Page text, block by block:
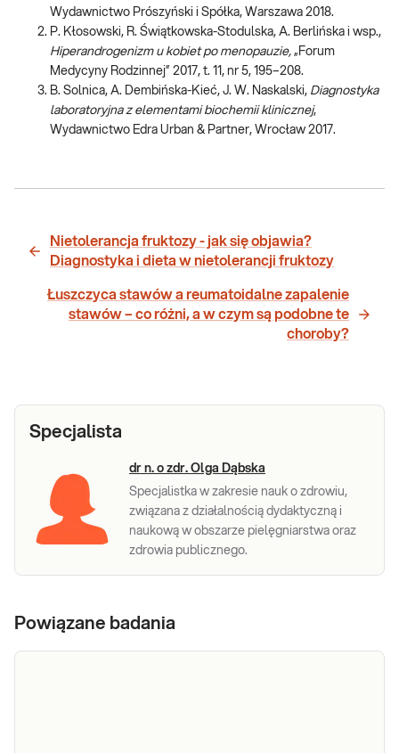
Wydawnictwo Prószyński i Spółka, Warszawa 2018.
P. Kłosowski, R. Świątkowska-Stodulska, A. Berlińska i wsp.,
Hiperandrogenizm u kobiet po menopauzie, „Forum
Medycyny Rodzinnej” 2017, t. 11, nr 5, 195–208.
B. Solnica, A. Dembińska-Kieć, J. W. Naskalski, Diagnostyka
laboratoryjna z elementami biochemii klinicznej,
Wydawnictwo Edra Urban & Partner, Wrocław 2017.
Nietolerancja fruktozy - jak się objawia?
Diagnostyka i dieta w nietolerancji fruktozy
Łuszczyca stawów a reumatoidalne zapalenie
stawów – co różni, a w czym są podobne te
choroby?
Specjalista
dr n. o zdr. Olga Dąbska
Specjalistka w zakresie nauk o zdrowiu,
związana z działalnością dydaktyczną i
naukową w obszarze pielęgniarstwa oraz
zdrowia publicznego.
Powiązane badania